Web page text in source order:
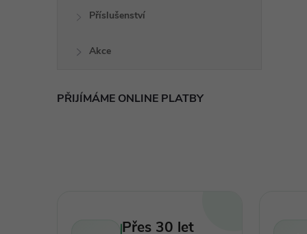
Příslušenství
Akce
PŘIJÍMÁME ONLINE PLATBY
Přes 30 let